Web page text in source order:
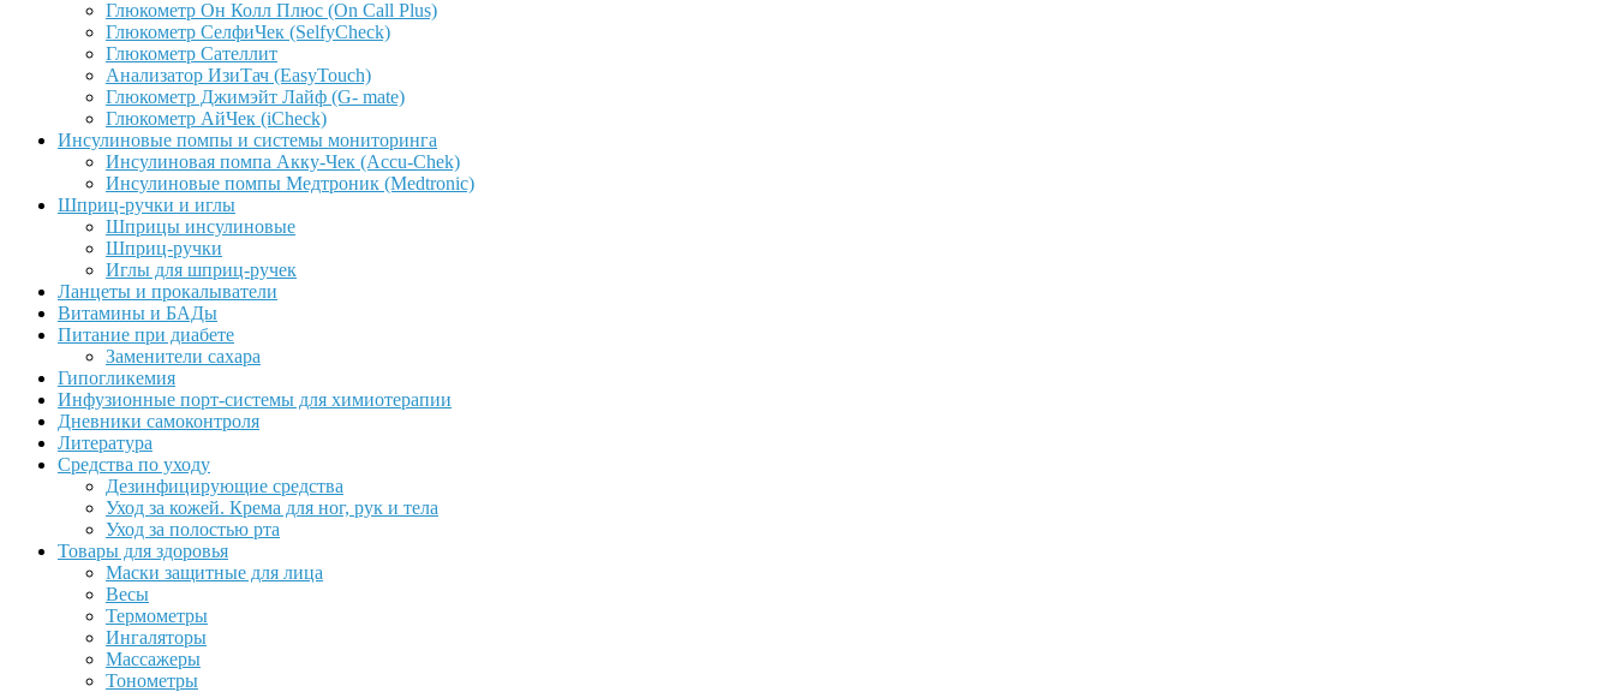
Глюкометр Он Колл Плюс (On Call Plus)
Глюкометр СелфиЧек (SelfyCheck)
Глюкометр Сателлит
Анализатор ИзиТач (EasyTouch)
Глюкометр Джимэйт Лайф (G- mate)
Глюкометр АйЧек (iCheck)
Инсулиновые помпы и системы мониторинга
Инсулиновая помпа Акку-Чек (Accu-Chek)
Инсулиновые помпы Медтроник (Medtronic)
Шприц-ручки и иглы
Шприцы инсулиновые
Шприц-ручки
Иглы для шприц-ручек
Ланцеты и прокалыватели
Витамины и БАДы
Питание при диабете
Заменители сахара
Гипогликемия
Инфузионные порт-системы для химиотерапии
Дневники самоконтроля
Литература
Средства по уходу
Дезинфицирующие средства
Уход за кожей. Крема для ног, рук и тела
Уход за полостью рта
Товары для здоровья
Маски защитные для лица
Весы
Термометры
Ингаляторы
Массажеры
Тонометры